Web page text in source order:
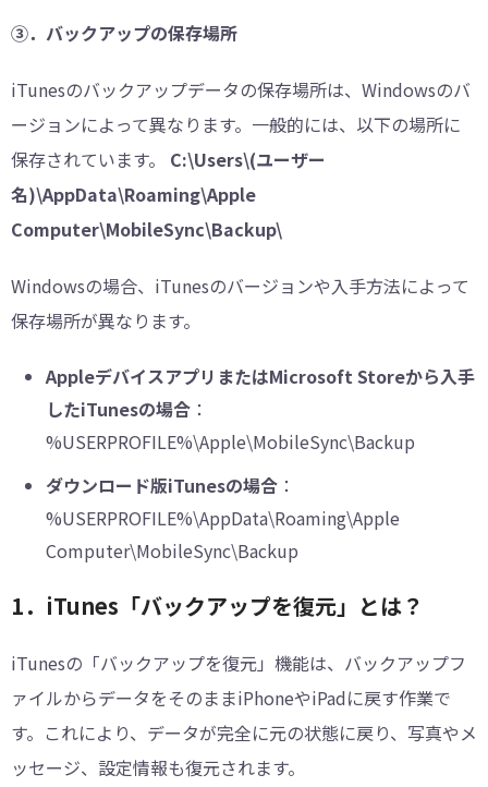
③．バックアップの保存場所
iTunesのバックアップデータの保存場所は、Windowsのバ
ージョンによって異なります。一般的には、以下の場所に
保存されています。 C:\Users\(ユーザー
名)\AppData\Roaming\Apple
Computer\MobileSync\Backup\
Windowsの場合、iTunesのバージョンや入手方法によって
保存場所が異なります。
AppleデバイスアプリまたはMicrosoft Storeから入手
したiTunesの場合 ：
%USERPROFILE%\Apple\MobileSync\Backup
ダウンロード版iTunesの場合 ：
%USERPROFILE%\AppData\Roaming\Apple
Computer\MobileSync\Backup
1．iTunes「バックアップを復元」とは？
iTunesの「バックアップを復元」機能は、バックアップフ
ァイルからデータをそのままiPhoneやiPadに戻す作業で
す。これにより、データが完全に元の状態に戻り、写真やメ
ッセージ、設定情報も復元されます。